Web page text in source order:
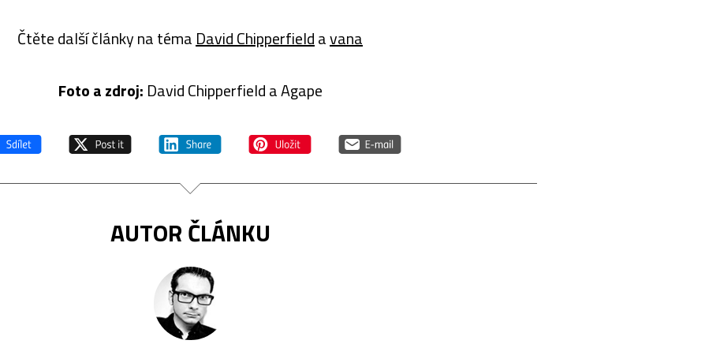
funkčností. Stejně jako v
jsou…
Čtěte další články na téma David Chipperfieldavana
Foto a zdroj: David Chipperfield a Agape
AUTOR ČLÁNKU